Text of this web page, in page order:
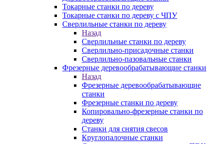
Токарные станки по дереву
Токарные станки по дереву с ЧПУ
Сверлильные станки по дереву
Назад
Сверлильные станки по дереву
Сверлильно-присадочные станки
Сверлильно-пазовальные станки
Фрезерные деревообрабатывающие станки
Назад
Фрезерные деревообрабатывающие
станки
Фрезерные станки по дереву
Копировально-фрезерные станки по
дереву
Станки для снятия свесов
Круглопалочные станки